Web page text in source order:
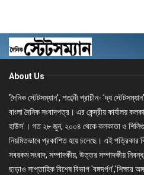
About Us
'দৈনিক স্টেটসম্যান', শতাব্দী প্রাচীন- 'দ্য
বাংলা দৈনিক সংবাদপত্র। এর কেন্দ্রীয় কার্যালয়
হাউস'। গত ২৮ জুন, ২০০৪ থেকে কলকাতা ও
নিয়মিতভাবে প্রকাশিত হয়ে চলেছে। এই পত্রিকার
সবরকম সংবাদ, সম্পাদকীয়, উত্তর সম্পাদকীয়
ছাড়াও সাপ্তাহিক বিশেষ বিভাগ 'বঙ্গদর্পণ','শিক্ষার